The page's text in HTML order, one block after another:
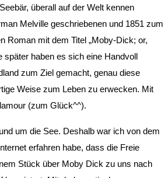
überall auf der Welt kennen
Melville geschriebenen und 1851 zum
Roman mit dem Titel „Moby-Dick; or,
später haben es sich eine Handvoll
zum Ziel gemacht, genau diese
Weise zum Leben zu erwecken. Mit
(zum Glück^^).
um die See. Deshalb war ich von dem
erfahren habe, dass die Freie
Stück über Moby Dick zu uns nach